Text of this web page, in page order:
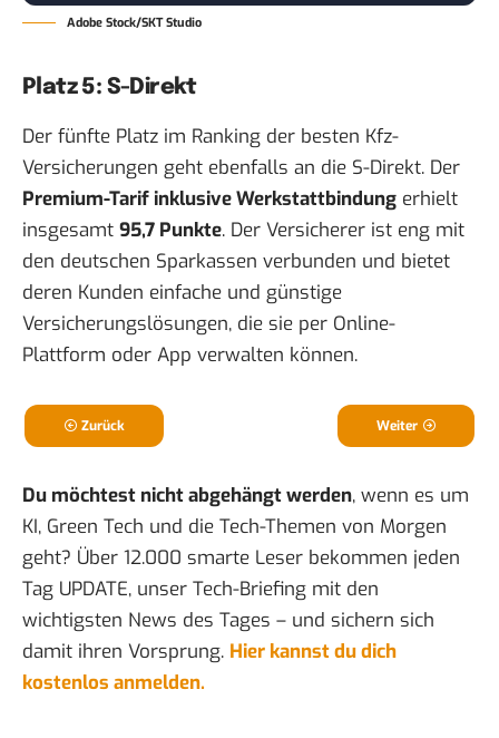
Adobe Stock/SKT Studio
Platz 5: S-Direkt
Der fünfte Platz im Ranking der besten Kfz-
Versicherungen geht ebenfalls an die S-Direkt. Der
Premium-Tarif inklusive Werkstattbindung erhielt
insgesamt 95,7 Punkte. Der Versicherer ist eng mit
den deutschen Sparkassen verbunden und bietet
deren Kunden einfache und günstige
Versicherungslösungen, die sie per Online-
Plattform oder App verwalten können.
Zurück Weiter
Du möchtest nicht abgehängt werden, wenn es um
KI, Green Tech und die Tech-Themen von Morgen
geht? Über 12.000 smarte Leser bekommen jeden
Tag UPDATE, unser Tech-Briefing mit den
wichtigsten News des Tages – und sichern sich
damit ihren Vorsprung. Hier kannst du dich
kostenlos anmelden.